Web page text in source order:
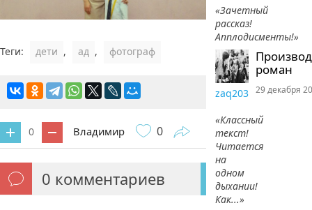
Теги: дети , ад , фотограф
0 Владимир 0
0 комментариев
«Зачетный
рассказ!
Апплодисменты!»
роман
zaq203
«Классный
текст!
Читается
на
одном
дыхании!
Как...»
29 декабря